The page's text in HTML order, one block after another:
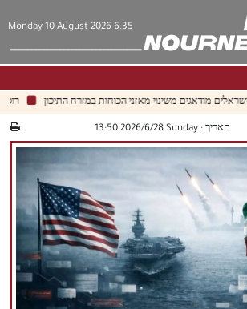
Monday 10 August 2026 6:35
קשר |אודות
|العربيه |
русский|
|
מודאגים משינוי מאזני הכוחות במזרח התיכון
תאריך :‫‫Sunday‬‬ 2026/6/28 13:50